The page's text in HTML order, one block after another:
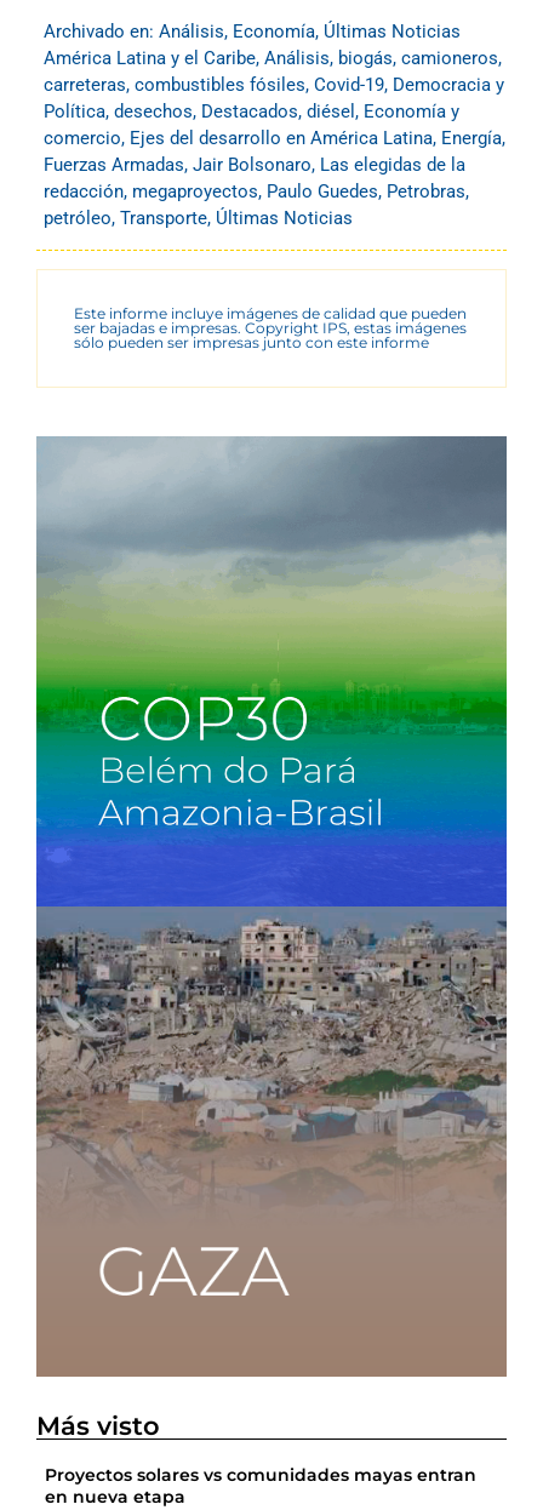
Archivado en: Análisis, Economía, Últimas Noticias
América Latina y el Caribe, Análisis, biogás, camioneros,
carreteras, combustibles fósiles, Covid-19, Democracia y
Política, desechos, Destacados, diésel , Economía y
comercio, Ejes del desarrollo en América Latina, Energía,
Fuerzas Armadas, Jair Bolsonaro, Las elegidas de la
redacción, megaproyectos, Paulo Guedes, Petrobras,
petróleo, Transporte, Últimas Noticias
Este informe incluye imágenes de calidad que pueden
ser bajadas e impresas. Copyright IPS, estas imágenes
sólo pueden ser impresas junto con este informe
Más visto
Proyectos solares vs comunidades mayas entran
en nueva etapa